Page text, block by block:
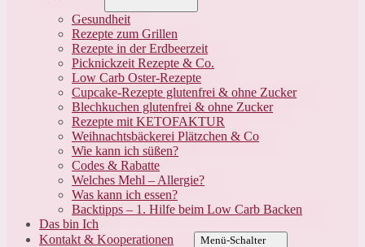
Gesundheit
Rezepte zum Grillen
Rezepte in der Erdbeerzeit
Picknickzeit Rezepte & Co.
Low Carb Oster-Rezepte
Cupcake-Rezepte glutenfrei & ohne Zucker
Blechkuchen glutenfrei & ohne Zucker
Rezepte mit KETOFAKTUR
Weihnachtsbäckerei Plätzchen & Co
Wie kann ich süßen?
Codes & Rabatte
Welches Mehl – Allergie?
Was kann ich essen?
Backtipps – 1. Hilfe beim Low Carb Backen
Das bin Ich
Kontakt & Kooperationen
Menü-Schalter